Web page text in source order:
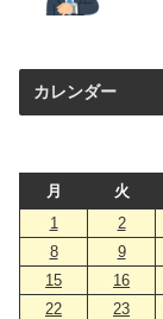
カレンダー
月 火
1
2
8
9
15
16
22
23